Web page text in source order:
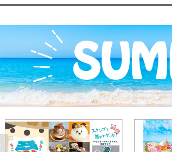
名鉄グループのりもの
館「モンキーパーク
駅」3/2オープン
開催中